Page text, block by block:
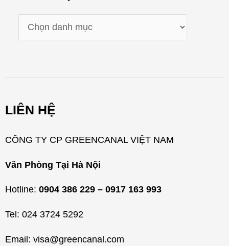
a
ụ
LIÊN HỆ
CÔNG TY CP GREENCANAL VIỆT NAM
Văn Phòng Tại Hà Nội
Hotline: 0904 386 229 – 0917 163 993
Tel: 024 3724 5292
Email: visa@greencanal.com